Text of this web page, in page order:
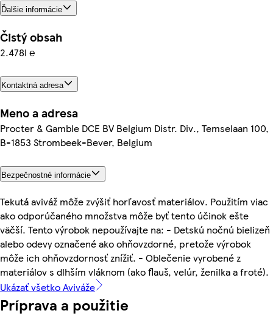
Ďalšie informácie
Čistý obsah
2.478l ℮
Kontaktná adresa
Meno a adresa
Procter & Gamble DCE BV Belgium Distr. Div., Temselaan 100,
B-1853 Strombeek-Bever, Belgium
Bezpečnostné informácie
Tekutá aviváž môže zvýšiť horľavosť materiálov. Použitím viac
ako odporúčaného množstva môže byť tento účinok ešte
väčší. Tento výrobok nepoužívajte na: - Detskú nočnú bielizeň
alebo odevy označené ako ohňovzdorné, pretože výrobok
môže ich ohňovzdornosť znížiť. - Oblečenie vyrobené z
materiálov s dlhším vláknom (ako flauš, velúr, ženilka a froté).
Ukázať všetko Aviváže
Príprava a použitie